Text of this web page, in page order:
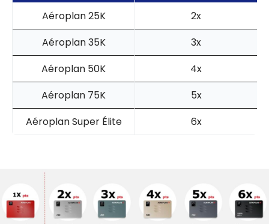
Aéroplan 25K
2x
Aéroplan 35K
3x
Aéroplan 50K
4x
Aéroplan 75K
5x
Aéroplan Super Élite
6x